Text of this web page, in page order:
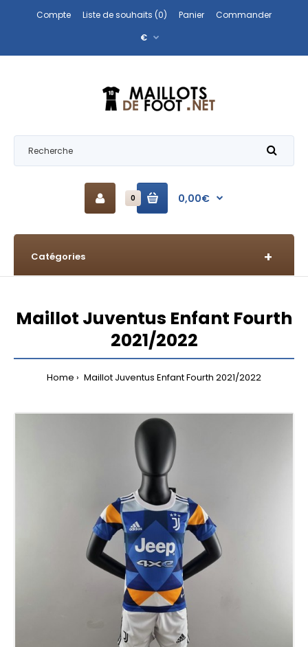
Compte Liste de souhaits (0) Panier
Commander
€
0 0,00€
Catégories
Maillot Juventus Enfant Fourth
2021/2022
Home Maillot Juventus Enfant Fourth 2021/2022